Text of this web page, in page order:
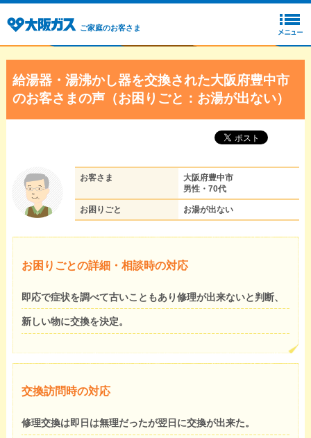
ご家庭のお客さま
給湯器・湯沸かし器を交換された大阪府豊中市
のお客さまの声（お困りごと：お湯が出ない）
お客さま
大阪府豊中市
男性・70代
お困りごと お湯が出ない
お困りごとの詳細・相談時の対応
即応で症状を調べて古いこともあり修理が出来ないと判断、
新しい物に交換を決定。
交換訪問時の対応
修理交換は即日は無理だったが翌日に交換が出来た。